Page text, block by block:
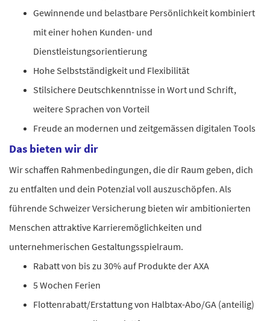
Gewinnende und belastbare Persönlichkeit kombiniert
mit einer hohen Kunden- und
Dienstleistungsorientierung
Hohe Selbstständigkeit und Flexibilität
Stilsichere Deutschkenntnisse in Wort und Schrift,
weitere Sprachen von Vorteil
Freude an modernen und zeitgemässen digitalen Tools
Das bieten wir dir
Wir schaffen Rahmenbedingungen, die dir Raum geben, dich
zu entfalten und dein Potenzial voll auszuschöpfen. Als
führende Schweizer Versicherung bieten wir ambitionierten
Menschen attraktive Karrieremöglichkeiten und
unternehmerischen Gestaltungsspielraum.
Rabatt von bis zu 30% auf Produkte der AXA
5 Wochen Ferien
Flottenrabatt/Erstattung von Halbtax-Abo/GA (anteilig)